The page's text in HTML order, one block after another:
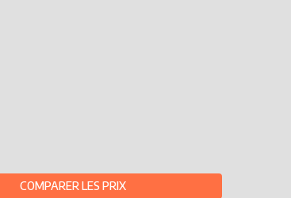
COMPARER LES PRIX